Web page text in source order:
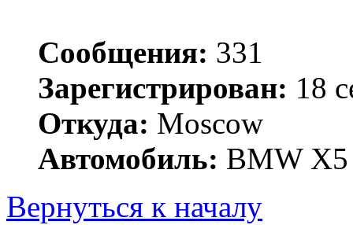
Сообщения: 331
Зарегистрирован: 18
Откуда: Moscow
Автомобиль: BMW
Вернуться к началу